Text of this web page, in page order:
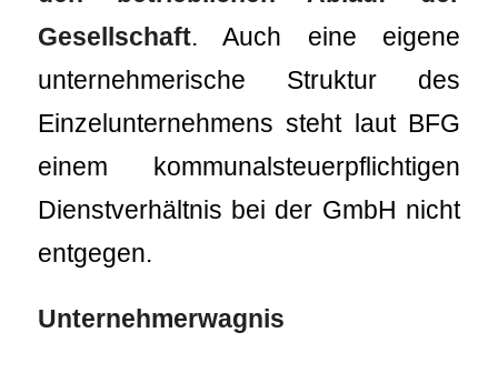
Gesellschaft. Auch eine eigene
unternehmerische Struktur des
Einzelunternehmens steht laut BFG
einem kommunalsteuerpflichtigen
Dienstverhältnis bei der GmbH nicht
entgegen.
Unternehmerwagnis